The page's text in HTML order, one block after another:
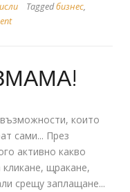
Taggedбизнес,
които
сами... През
активно какво
кликане, щракане,
срещу заплащане...